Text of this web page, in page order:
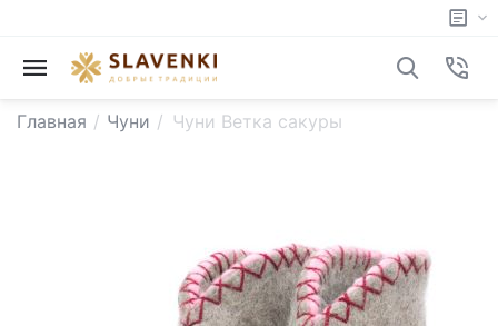
Главная / Чуни / Чуни Ветка сакуры